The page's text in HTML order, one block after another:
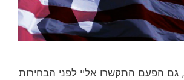
גם הפעם התקשרו אליי לפני הבחירות